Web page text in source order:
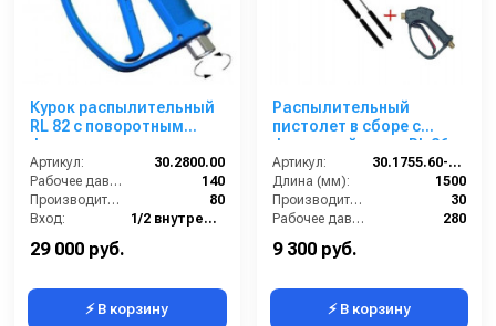
Курок распылительный
RL 82 с поворотным
фитингом, нерж. сталь,
125 бар; вход 1/2г, выход
1/2г
Артикул:
30.2800.00
Рабочее давление (бар):
140
Производительность (л/мин):
80
Вход:
1/2 внутренняя резьба вращающаяся
29 000 руб.
⚡ В корзину
Распылительный
пистолет в сборе с
форсункой курок RL 26
М22х1,5ш 1500 мм.
(Нерж.)
Артикул:
30.1755.60-1500 PA26
Длина (мм):
1500
Производительность (л/мин):
30
Рабочее давление (бар):
280
9 300 руб.
⚡ В корзину